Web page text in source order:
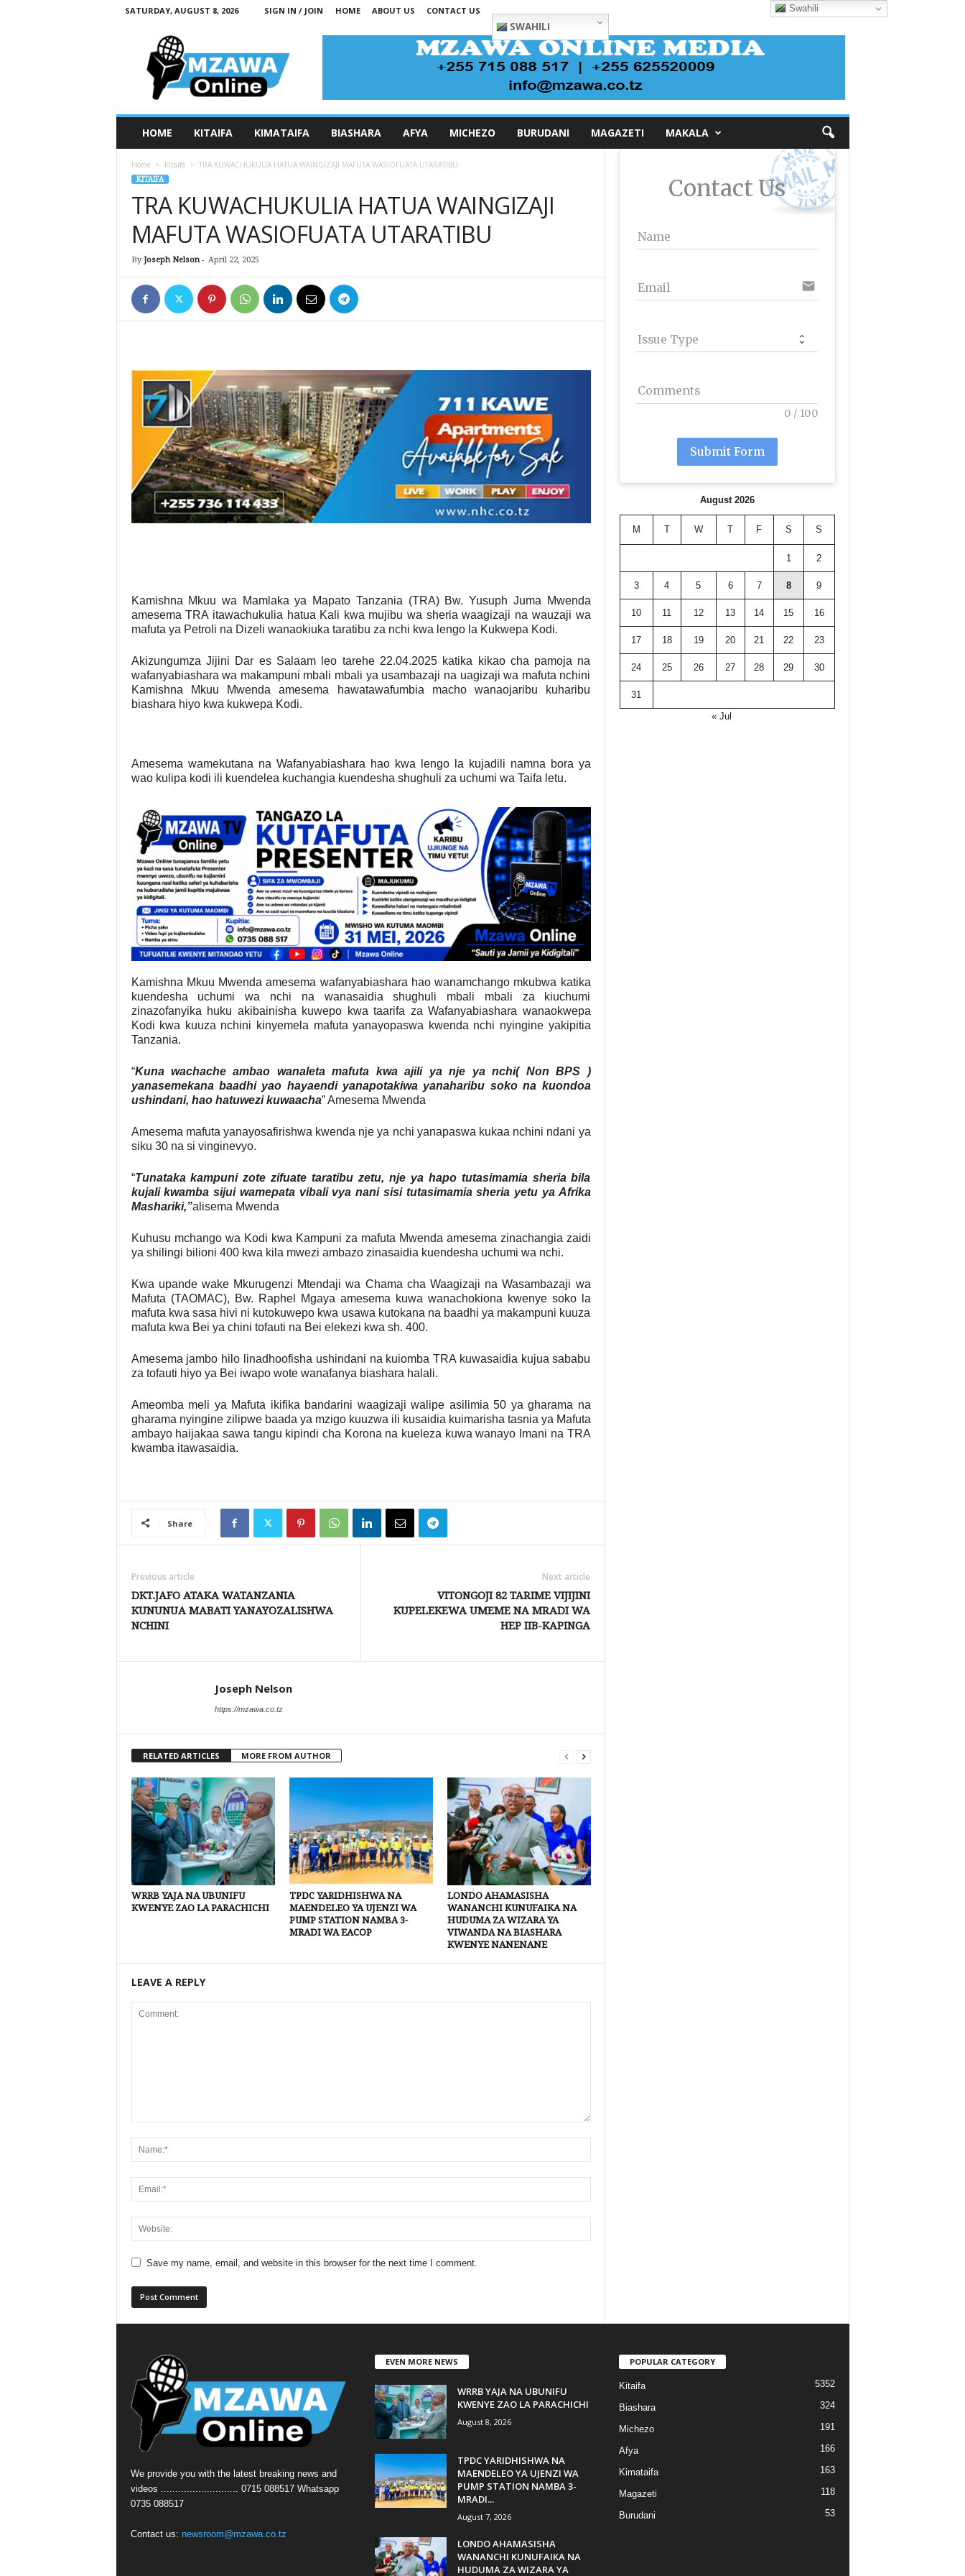
SATURDAY, AUGUST 8, 2026 SIGN IN / JOIN HOME ABOUT US CONTACT US
SWAHILI
HOME KITAIFA KIMATAIFA BIASHARA AFYA MICHEZO BURUDANI MAGAZETI MAKALA
Home Kitaifa TRA KUWACHUKULIA HATUA WAINGIZAJI MAFUTA WASIOFUATA UTARATIBU
KITAIFA
TRA KUWACHUKULIA HATUA WAINGIZAJI
MAFUTA WASIOFUATA UTARATIBU
By Joseph Nelson- April 22, 2025
Kamishna Mkuu wa Mamlaka ya Mapato Tanzania (TRA) Bw. Yusuph Juma Mwenda
amesema TRA itawachukulia hatua Kali kwa mujibu wa sheria waagizaji na wauzaji wa
mafuta ya Petroli na Dizeli wanaokiuka taratibu za nchi kwa lengo la Kukwepa Kodi.
Akizungumza Jijini Dar es Salaam leo tarehe 22.04.2025 katika kikao cha pamoja na
wafanyabiashara wa makampuni mbali mbali ya usambazaji na uagizaji wa mafuta nchini
Kamishna Mkuu Mwenda amesema hawatawafumbia macho wanaojaribu kuharibu
biashara hiyo kwa kukwepa Kodi.
Amesema wamekutana na Wafanyabiashara hao kwa lengo la kujadili namna bora ya
wao kulipa kodi ili kuendelea kuchangia kuendesha shughuli za uchumi wa Taifa letu.
Kamishna Mkuu Mwenda amesema wafanyabiashara hao wanamchango mkubwa katika
kuendesha uchumi wa nchi na wanasaidia shughuli mbali mbali za kiuchumi
zinazofanyika huku akibainisha kuwepo kwa taarifa za Wafanyabiashara wanaokwepa
Kodi kwa kuuza nchini kinyemela mafuta yanayopaswa kwenda nchi nyingine yakipitia
Tanzania.
“Kuna wachache ambao wanaleta mafuta kwa ajili ya nje ya nchi( Non BPS )
yanasemekana baadhi yao hayaendi yanapotakiwa yanaharibu soko na kuondoa
ushindani, hao hatuwezi kuwaacha” Amesema Mwenda
Amesema mafuta yanayosafirishwa kwenda nje ya nchi yanapaswa kukaa nchini ndani ya
siku 30 na si vinginevyo.
“Tunataka kampuni zote zifuate taratibu zetu, nje ya hapo tutasimamia sheria bila
kujali kwamba sijui wamepata vibali vya nani sisi tutasimamia sheria yetu ya Afrika
Mashariki,”alisema Mwenda
Kuhusu mchango wa Kodi kwa Kampuni za mafuta Mwenda amesema zinachangia zaidi
ya shilingi bilioni 400 kwa kila mwezi ambazo zinasaidia kuendesha uchumi wa nchi.
Kwa upande wake Mkurugenzi Mtendaji wa Chama cha Waagizaji na Wasambazaji wa
Mafuta (TAOMAC), Bw. Raphel Mgaya amesema kuwa wanachokiona kwenye soko la
mafuta kwa sasa hivi ni kutokuwepo kwa usawa kutokana na baadhi ya makampuni kuuza
mafuta kwa Bei ya chini tofauti na Bei elekezi kwa sh. 400.
Amesema jambo hilo linadhoofisha ushindani na kuiomba TRA kuwasaidia kujua sababu
za tofauti hiyo ya Bei iwapo wote wanafanya biashara halali.
Ameomba meli ya Mafuta ikifika bandarini waagizaji walipe asilimia 50 ya gharama na
gharama nyingine zilipwe baada ya mzigo kuuzwa ili kusaidia kuimarisha tasnia ya Mafuta
ambayo haijakaa sawa tangu kipindi cha Korona na kueleza kuwa wanayo Imani na TRA
kwamba itawasaidia.
Share
Previous article
DKT.JAFO ATAKA WATANZANIA
KUNUNUA MABATI YANAYOZALISHWA
NCHINI
Next article
VITONGOJI 82 TARIME VIJIJINI
KUPELEKEWA UMEME NA MRADI WA
HEP IIB-KAPINGA
Joseph Nelson
https://mzawa.co.tz
RELATED ARTICLES MORE FROM AUTHOR
WRRB YAJA NA UBUNIFU
KWENYE ZAO LA PARACHICHI
TPDC YARIDHISHWA NA
MAENDELEO YA UJENZI WA
PUMP STATION NAMBA 3-
MRADI WA EACOP
LONDO AHAMASISHA
WANANCHI KUNUFAIKA NA
HUDUMA ZA WIZARA YA
VIWANDA NA BIASHARA
KWENYE NANENANE
LEAVE A REPLY
Save my name, email, and website in this browser for the next time I comment.
Contact Us
Name
Email email
Issue Type
Comments
0 / 100
Submit Form
August 2026
M T W T F S S
1 2
3 4 5 6 7 8 9
10 11 12 13 14 15 16
17 18 19 20 21 22 23
24 25 26 27 28 29 30
31
« Jul
We provide you with the latest breaking news and
videos ........................... 0715 088517 Whatsapp
0735 088517
Contact us: newsroom@mzawa.co.tz
EVEN MORE NEWS
WRRB YAJA NA UBUNIFU
KWENYE ZAO LA PARACHICHI
August 8, 2026
TPDC YARIDHISHWA NA
MAENDELEO YA UJENZI WA
PUMP STATION NAMBA 3-
MRADI...
August 7, 2026
LONDO AHAMASISHA
WANANCHI KUNUFAIKA NA
HUDUMA ZA WIZARA YA
POPULAR CATEGORY
Kitaifa 5352
Biashara 324
Michezo 191
Afya 166
Kimataifa 163
Magazeti 118
Burudani 53
Swahili